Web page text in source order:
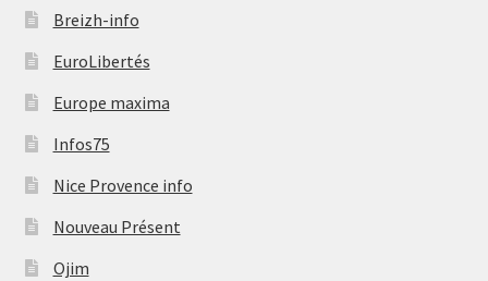
Breizh-info
EuroLibertés
Europe maxima
Infos75
Nice Provence info
Nouveau Présent
Ojim